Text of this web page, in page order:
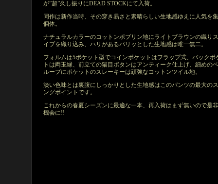
が”超”久し振りにDEAD STOCKにて入荷。
同作は新作当時、その穿き易さと素晴らしい生地感ゆえに人気を
個体。
ナチュラルカラーのコットンポプリン地にライトブラウンの織り
イプを織り込み、ハリがあるパリッとした生地感は唯一無二。
フォルムは5ポケット型でコインポケットはフラップ式、バックポ
トは両玉縁、前立ての猫目ボタンはアンティーク仕上げ、細めの
ループにポケットのスレーキーは頑強なコットンツイル地。
淡い色味とは裏腹にしっかりとした生地感はこのパンツの最大の
ングポイントです。
これからの春夏シーズンに最適な一本、再入荷はまず無いので是
機会に!!